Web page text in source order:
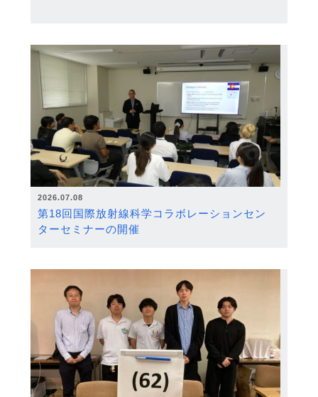
2026.07.08
第18回国際放射線科学コラボレーションセン
ターセミナーの開催